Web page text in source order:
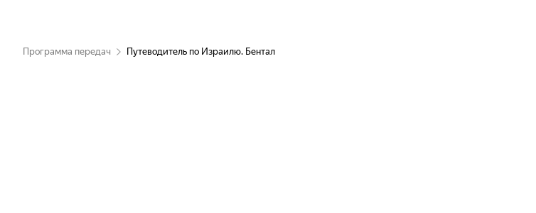
Программа передач Путеводитель по Израилю. Бентал